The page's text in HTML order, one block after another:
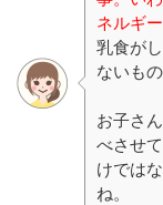
ネルギ
乳食が
ないもの
お子さ
べさせ
けでは
ね。